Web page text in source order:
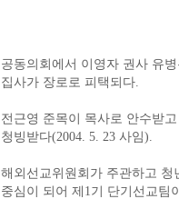
공동의회에서 이영자 권사 유
집사가 장로로 피택되다.
전근영 준목이 목사로 안수받
청빙받다(2004. 5. 23 사임).
해외선교위원회가 주관하고 청
중심이 되어 제1기 단기선교팀이